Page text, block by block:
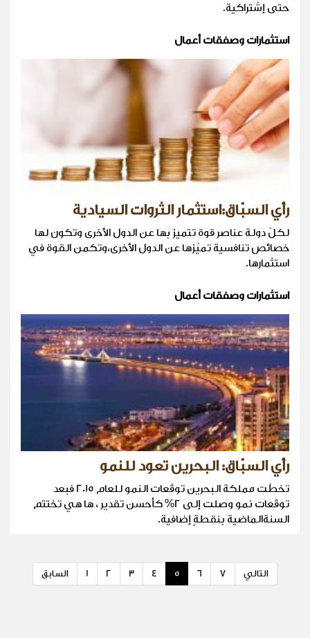
حتى إشتراكية.
استثمارات وصفقات أعمال
رأي السبّاق:استثمار الثروات السيادية
لكلّ دولة عناصر قوة تتميز بها عن الدول الأخرى وتكون لها
خصائص تنافسية تميّزها عن الدول الأخرى،وتكمن القوة في
استثمارها.
استثمارات وصفقات أعمال
رأي السبّاق: البحرين تعود للنمو
تخطّت مملكة البحرين توقّعات النمو للعام 2015 فبعد
توقّعات نمو وصلت إلى 2% كأحسن تقدير ، ها هي تختتم
السنةالماضية بنقطةٍ إضافية.
السابق 1 2 3 4 5 6 7 التالي